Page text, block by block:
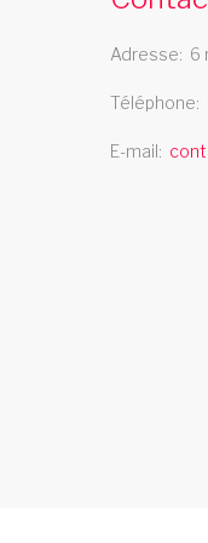
Le cabaret Les
Adresse 6
Téléphone
E-mail